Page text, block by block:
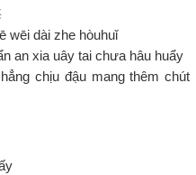
wēi dài zhe hòuhuǐ
an xia uây tai chưa hâu huẩy
chịu đậu mang thêm chút